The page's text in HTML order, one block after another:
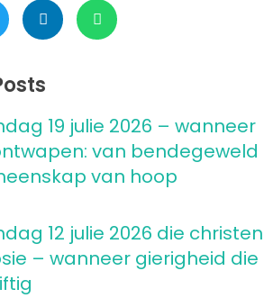
19 julie 2026 – wanneer
van bendegeweld
van hoop
12 julie 2026 die christen
– wanneer gierigheid die